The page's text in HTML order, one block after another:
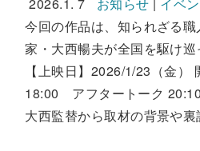
今回の作品は、知られざる
家・大西暢夫が全国を駆け巡
【上映日】2026/1/23（金
18:00 アフタートーク
大西監替から取材の背景や裏